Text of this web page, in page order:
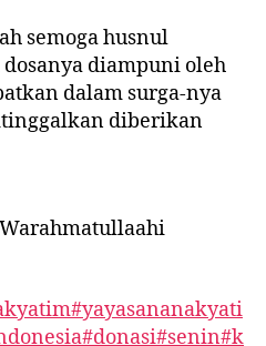
semoga husnul
diampuni oleh
dalam surga-nya
diberikan
#yayasananakyati
#donasi#senin#k